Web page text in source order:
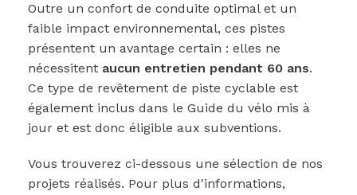
Outre un confort de conduite optimal et un
faible impact environnemental, ces pistes
présentent un avantage certain : elles ne
nécessitent aucun entretien pendant 60 ans.
Ce type de revêtement de piste cyclable est
également inclus dans le Guide du vélo mis à
jour et est donc éligible aux subventions.
Vous trouverez ci-dessous une sélection de nos
projets réalisés. Pour plus d'informations,